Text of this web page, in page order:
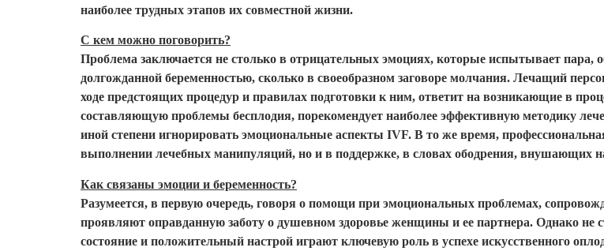
наиболее трудных этапов их совместной жизни.
С кем можно поговорить?
Проблема заключается не столько в отрицательных эмоциях, которые испытывает пара,
долгожданной беременностью, сколько в своеобразном заговоре молчания. Лечащий
ходе предстоящих процедур и правилах подготовки к ним, ответит на возникающие в
составляющую проблемы бесплодия, порекомендует наиболее эффективную методику
иной степени игнорировать эмоциональные аспекты IVF. В то же время,
выполнении лечебных манипуляций, но и в поддержке, в словах ободрения, внушающих
Как связаны эмоции и беременность?
Разумеется, в первую очередь, говоря о помощи при эмоциональных проблемах,
проявляют оправданную заботу о душевном здоровье женщины и ее партнера. Однако не
состояние и положительный настрой играют ключевую роль в успехе искусственного